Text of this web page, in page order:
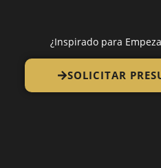
¿Inspirado para
SOLICITAR